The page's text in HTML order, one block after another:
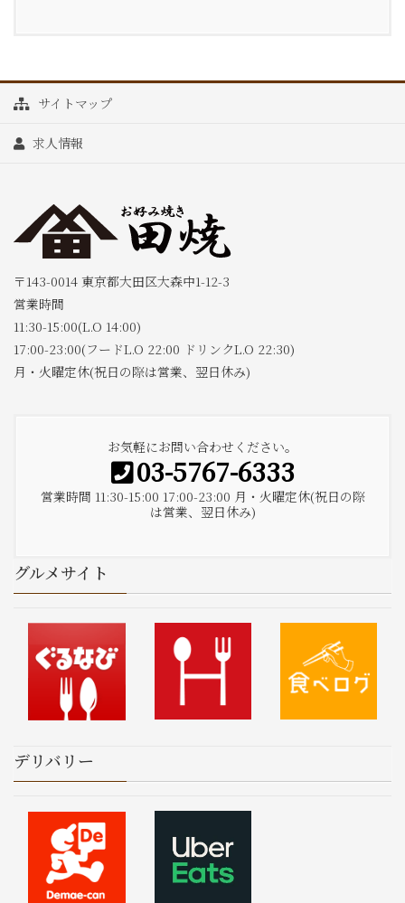
サイトマップ
求人情報
〒143-0014 東京都大田区大森中1-12-3
営業時間
11:30-15:00(L.O 14:00)
17:00-23:00(フードL.O 22:00 ドリンクL.O 22:30)
月・火曜定休(祝日の際は営業、翌日休み)
お気軽にお問い合わせください。
03-5767-6333
営業時間 11:30-15:00 17:00-23:00 月・火曜定休(祝日の際
は営業、翌日休み)
グルメサイト
デリバリー